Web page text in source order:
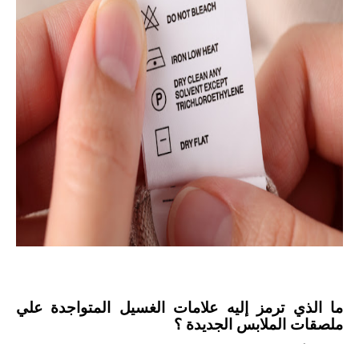
ما الذي ترمز إليه علامات الغسيل المتواجدة علي
ملصقات الملابس الجديدة ؟